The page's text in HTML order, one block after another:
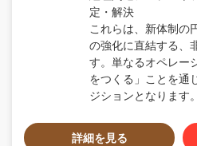
定・解決
これらは、新体制の
の強化に直結する、
す。単なるオペレー
をつくる」ことを通
ジションとなります。
詳細を見る